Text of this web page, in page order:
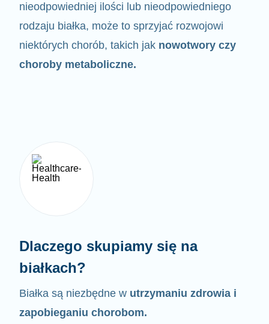
nieodpowiedniej ilości lub nieodpowiedniego
rodzaju białka, może to sprzyjać rozwojowi
niektórych chorób, takich jak nowotwory czy
choroby metaboliczne.
Dlaczego skupiamy się na
białkach?
Białka są niezbędne w utrzymaniu zdrowia i
zapobieganiu chorobom.